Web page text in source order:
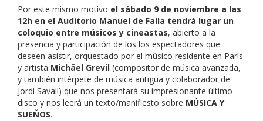
Por este mismo motivo el sábado 9 de noviembre a las
12h en el Auditorio Manuel de Falla tendrá lugar un
coloquio entre músicos y cineastas, abierto a la
presencia y participación de los los espectadores que
deseen asistir, orquestado por el músico residente en París
y artista Michäel Grevil (compositor de música avanzada,
y también intérpete de música antigua y colaborador de
Jordi Savall) que nos presentará su impresionante último
disco y nos leerá un texto/manifiesto sobre MÚSICA Y
SUEÑOS.